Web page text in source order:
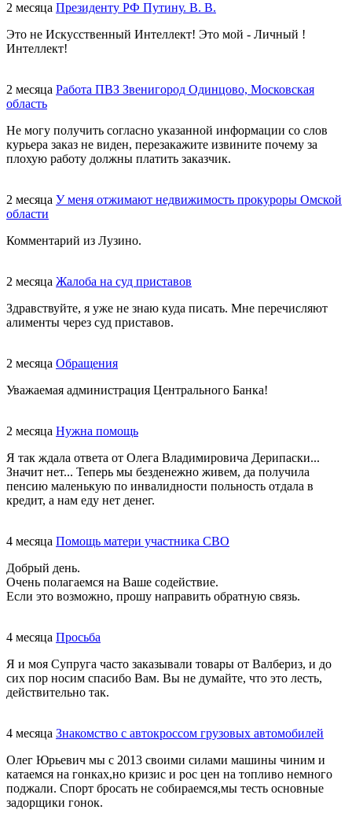
2 месяца Президенту РФ Путину. В. В.
Это не Искусственный Интеллект! Это мой - Личный !
Интеллект!
2 месяца Работа ПВЗ Звенигород Одинцово, Московская
область
Не могу получить согласно указанной информации со слов
курьера заказ не виден, перезакажите извините почему за
плохую работу должны платить заказчик.
2 месяца У меня отжимают недвижимость прокуроры Омской
области
Комментарий из Лузино.
2 месяца Жалоба на суд приставов
Здравствуйте, я уже не знаю куда писать. Мне перечисляют
алименты через суд приставов.
2 месяца Обращения
Уважаемая администрация Центрального Банка!
2 месяца Нужна помощь
Я так ждала ответа от Олега Владимировича Дерипаски...
Значит нет... Теперь мы безденежно живем, да получила
пенсию маленькую по инвалидности польность отдала в
кредит, а нам еду нет денег.
4 месяца Помощь матери участника СВО
Добрый день.
Очень полагаемся на Ваше содействие.
Если это возможно, прошу направить обратную связь.
4 месяца Просьба
Я и моя Супруга часто заказывали товары от Валбериз, и до
сих пор носим спасибо Вам. Вы не думайте, что это лесть,
действительно так.
4 месяца Знакомство с автокроссом грузовых автомобилей
Олег Юрьевич мы с 2013 своими силами машины чиним и
катаемся на гонках,но кризис и рос цен на топливо немного
поджали. Спорт бросать не собираемся,мы тесть основные
задорщики гонок.